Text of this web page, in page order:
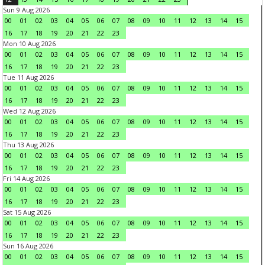
Sun 9 Aug 2026
00
01 02 03 04 05 06 07 08 09 10 11 12 13 14
15
16
17 18 19 20 21 22
23
Mon 10 Aug 2026
00
01 02 03 04 05 06 07 08 09 10 11 12 13 14
15
16
17 18 19 20 21 22
23
Tue 11 Aug 2026
00
01 02 03 04 05 06 07 08 09 10 11 12 13 14
15
16
17 18 19 20 21 22
23
Wed 12 Aug 2026
00
01 02 03 04 05 06 07 08 09 10 11 12 13 14
15
16
17 18 19 20 21 22
23
Thu 13 Aug 2026
00
01 02 03 04 05 06 07 08 09 10 11 12 13 14
15
16
17 18 19 20 21 22
23
Fri 14 Aug 2026
00
01 02 03 04 05 06 07 08 09 10 11 12 13 14
15
16
17 18 19 20 21 22
23
Sat 15 Aug 2026
00
01 02 03 04 05 06 07 08 09 10 11 12 13 14
15
16
17 18 19 20 21 22
23
Sun 16 Aug 2026
00
01 02 03 04 05 06 07 08 09 10 11 12 13 14
15